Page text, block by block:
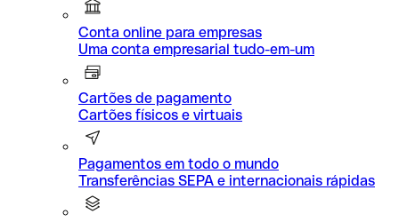
Conta online para empresas
Uma conta empresarial tudo-em-um
Cartões de pagamento
Cartões físicos e virtuais
Pagamentos em todo o mundo
Transferências SEPA e internacionais rápidas